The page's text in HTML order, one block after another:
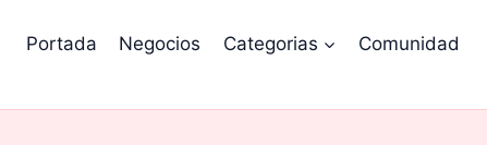
Portada Negocios Categorias Comunidad